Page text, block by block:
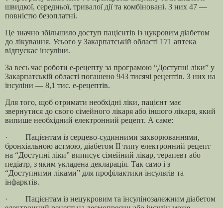
швидкої, середньої, тривалої дії та комбіновані. З них 47 —
повністю безоплатні.
Це значно збільшило доступ пацієнтів із цукровим діабетом
до лікування. Усього у Закарпатській області 171 аптека
відпускає інсуліни.
За весь час роботи е-рецепту за програмою “Доступні ліки” у
Закарпатській області погашено 943 тисячі рецептів. З них на
інсуліни — 8,1 тис. е-рецептів.
Для того, щоб отримати необхідні ліки, пацієнт має
звернутися до свого сімейного лікаря або іншого лікаря, який
випише необхідний електронний рецепт. А саме:
· Пацієнтам із серцево-судинними захворюваннями,
бронхіальною астмою, діабетом ІІ типу електронний рецепт
на “Доступні ліки” виписує сімейний лікар, терапевт або
педіатр, з яким укладена декларація. Так само і з
“Доступними ліками” для профілактики інсультів та
інфарктів.
· Пацієнтам із нецукровим та інсулінозалежним діабетом